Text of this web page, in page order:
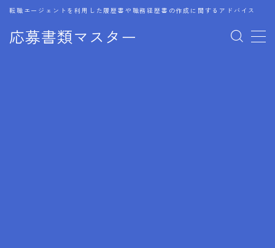
応募書類マスター
転職エージェントを利用した履歴書や職務経歴書の作成に関するアドバイス
MENU